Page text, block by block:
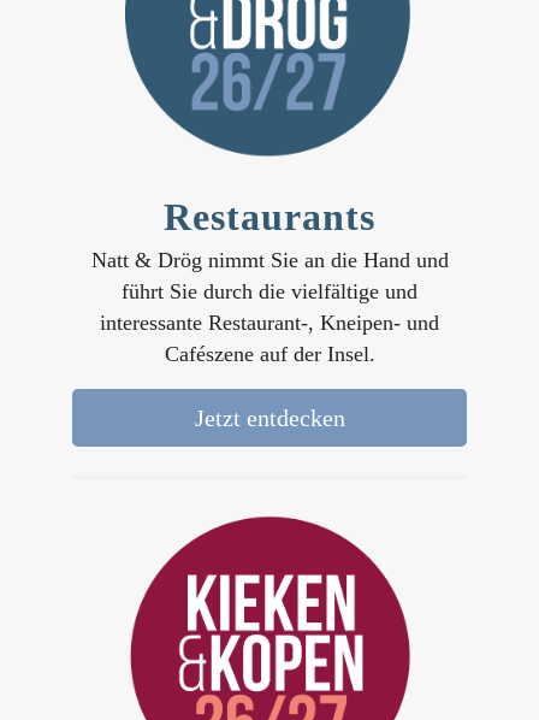
Restaurants
Natt & Drög nimmt Sie an die Hand und
führt Sie durch die vielfältige und
interessante Restaurant-, Kneipen- und
Cafészene auf der Insel.
Jetzt entdecken